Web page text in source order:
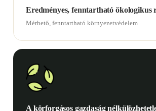
Eredményes, fenntartható ökologikus
Mérhető, fenntartható környezetvédelem
A körforgásos gazdaság